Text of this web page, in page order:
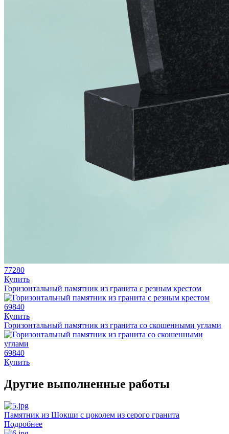
77280
Купить
Горизонтальный памятник из гранита с резным крестом
69840
Купить
Горизонтальный памятник из гранита со скошенными углами
69840
Купить
Другие выполненные работы
Памятник из Шокши с цоколем из серого гранита
Подробнее